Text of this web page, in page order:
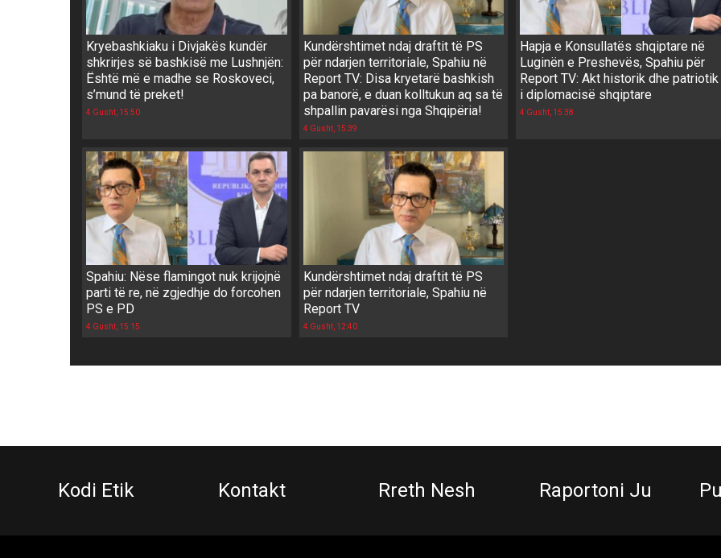
Kryebashkiaku i Divjakës kundër
shkrirjes së bashkisë me Lushnjën:
Është më e madhe se Roskoveci,
s’mund të preket!
4 Gusht, 15:50
Kundërshtimet ndaj draftit të PS
për ndarjen territoriale, Spahiu në
Report TV: Disa kryetarë bashkish
pa banorë, e duan kolltukun aq sa të
shpallin pavarësi nga Shqipëria!
4 Gusht, 15:39
Hapja e Konsullatës shqiptare në
Luginën e Preshevës, Spahiu për
Report TV: Akt historik dhe patriotik
i diplomacisë shqiptare
4 Gusht, 15:38
Spahiu: Nëse flamingot nuk krijojnë
parti të re, në zgjedhje do forcohen
PS e PD
4 Gusht, 15:15
Kundërshtimet ndaj draftit të PS
për ndarjen territoriale, Spahiu në
Report TV
4 Gusht, 12:40
Kodi Etik Kontakt Rreth Nesh Raportoni Ju